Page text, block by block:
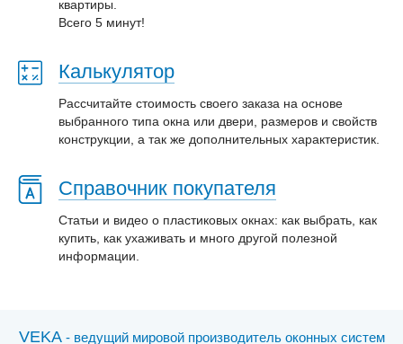
квартиры.
Всего 5 минут!
Калькулятор
Рассчитайте стоимость своего заказа на основе
выбранного типа окна или двери, размеров и свойств
конструкции, а так же дополнительных характеристик.
Справочник покупателя
Статьи и видео о пластиковых окнах: как выбрать, как
купить, как ухаживать и много другой полезной
информации.
VEKA - ведущий мировой производитель оконных систем